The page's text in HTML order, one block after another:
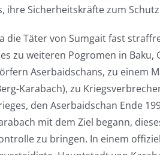
ihre Sicherheitskräfte zum
die Täter von Sumgait fast
zu weiteren Pogromen in
Aserbaidschans, zu einem
Karabach), zu
den Aserbaidschan Ende
mit dem Ziel begann,
zu bringen. In einem